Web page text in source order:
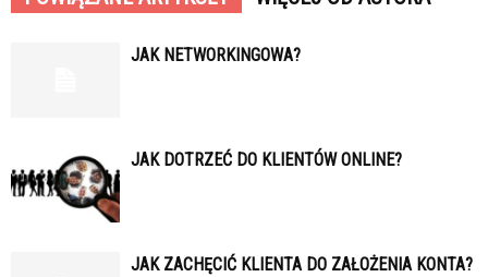
JAK NETWORKINGOWA?
JAK DOTRZEĆ DO KLIENTÓW ONLINE?
JAK ZACHĘCIĆ KLIENTA DO ZAŁOŻENIA KONTA?